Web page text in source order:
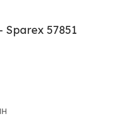
57851